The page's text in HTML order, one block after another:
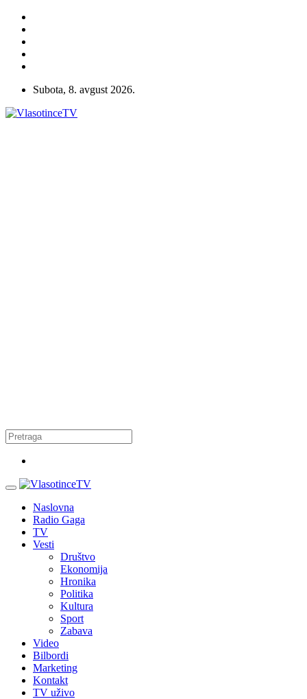
Subota, 8. avgust 2026.
Naslovna
Radio Gaga
TV
Vesti
Društvo
Ekonomija
Hronika
Politika
Kultura
Sport
Zabava
Video
Bilbordi
Marketing
Kontakt
TV uživo